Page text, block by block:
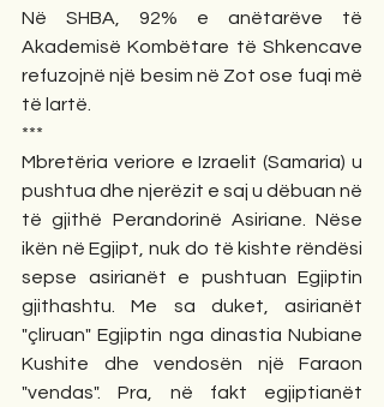
Në SHBA, 92% e anëtarëve të
Akademisë Kombëtare të Shkencave
refuzojnë një besim në Zot ose fuqi më
të lartë.
***
Mbretëria veriore e Izraelit (Samaria) u
pushtua dhe njerëzit e saj u dëbuan në
të gjithë Perandorinë Asiriane. Nëse
ikën në Egjipt, nuk do të kishte rëndësi
sepse asirianët e pushtuan Egjiptin
gjithashtu. Me sa duket, asirianët
"çliruan" Egjiptin nga dinastia Nubiane
Kushite dhe vendosën një Faraon
"vendas". Pra, në fakt egjiptianët